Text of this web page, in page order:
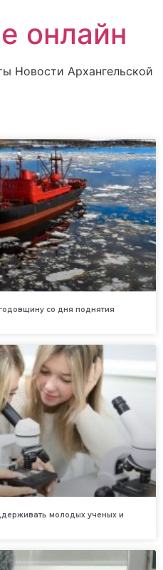
онлайн
Новости Архангельской
со дня поднятия
молодых ученых и